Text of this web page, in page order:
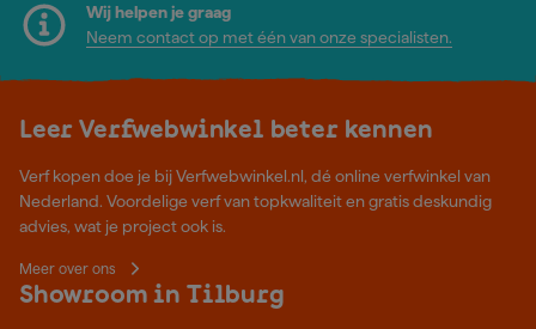
Wij helpen je graag
Neem contact op met één van onze specialisten.
Leer Verfwebwinkel beter kennen
Verf kopen doe je bij Verfwebwinkel.nl, dé online verfwinkel van
Nederland. Voordelige verf van topkwaliteit en gratis deskundig
advies, wat je project ook is.
Meer over ons
Showroom in Tilburg